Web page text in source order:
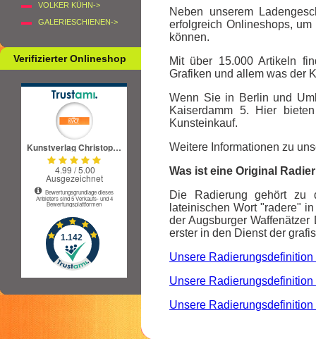
VOLKER KÜHN->
GALERIESCHIENEN->
Verifizierter Onlineshop
Neben unserem
erfolgreich Onlineshops,
können.
Mit über 15.000 Artikeln
Grafiken und allem was der
Wenn Sie in Berlin und
Kaiserdamm 5. Hier
Kunsteinkauf.
Weitere Informationen zu
Was ist eine Original
Die Radierung gehört zu
lateinischen Wort "radere"
der Augsburger
erster in den Dienst der
Unsere Radierungsdefinition
Unsere
Unsere